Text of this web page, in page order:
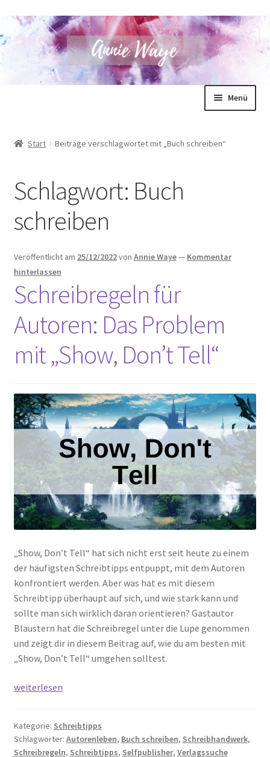
Menü
Shop
Blog
Für Autoren
Extras
Termine
Start Beiträge verschlagwortet mit „Buch schreiben“
Schlagwort: Buch
schreiben
Veröffentlicht am 25/12/2022von Annie Waye— Kommentar
hinterlassen
Schreibregeln für
Autoren: Das Problem
mit „Show, Don’t Tell“
„Show, Don’t Tell“ hat sich nicht erst seit heute zu einem
der häufigsten Schreibtipps entpuppt, mit dem Autoren
konfrontiert werden. Aber was hat es mit diesem
Schreibtipp überhaupt auf sich, und wie stark kann und
sollte man sich wirklich daran orientieren? Gastautor
Blaustern hat die Schreibregel unter die Lupe genommen
und zeigt dir in diesem Beitrag auf, wie du am besten mit
„Show, Don’t Tell“ umgehen solltest.
Schreibregeln
Das
Problem
weiterlesen
Kategorie: Schreibtipps
Schlagwörter: Autorenleben, Buch schreiben, Schreibhandwerk,
Schreibregeln, Schreibtipps, Selfpublisher, Verlagssuche